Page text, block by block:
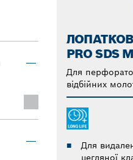
PRO SDS
Для
відбійних
Для
цегляної